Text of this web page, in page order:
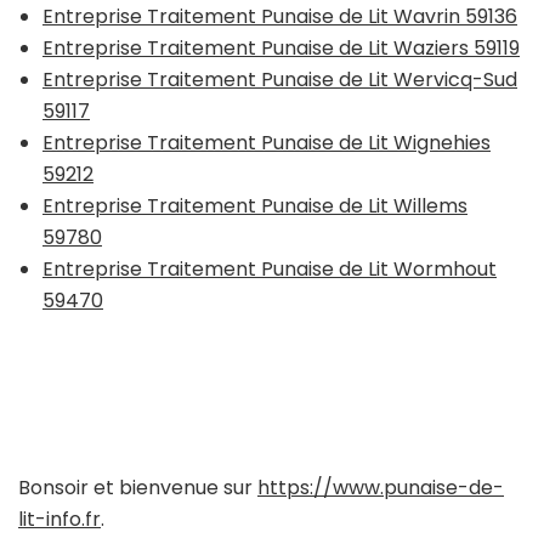
Entreprise Traitement Punaise de Lit Wavrin 59136
Entreprise Traitement Punaise de Lit Waziers 59119
Entreprise Traitement Punaise de Lit Wervicq-Sud
59117
Entreprise Traitement Punaise de Lit Wignehies
59212
Entreprise Traitement Punaise de Lit Willems
59780
Entreprise Traitement Punaise de Lit Wormhout
59470
Bonsoir et bienvenue sur https://www.punaise-de-
lit-info.fr.